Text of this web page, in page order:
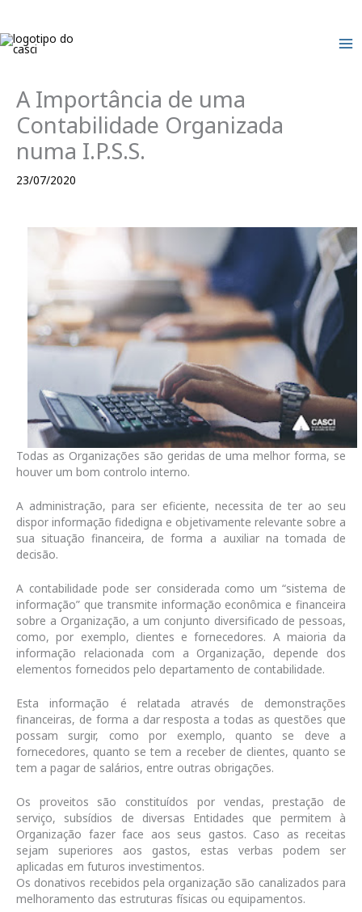
content
A Importância de uma
Contabilidade Organizada
numa I.P.S.S.
23/07/2020
Todas as Organizações são geridas de uma melhor forma, se
houver um bom controlo interno.
A administração, para ser eficiente, necessita de ter ao seu
dispor informação fidedigna e objetivamente relevante sobre a
sua situação financeira, de forma a auxiliar na tomada de
decisão.
A contabilidade pode ser considerada como um “sistema de
informação” que transmite informação econômica e financeira
sobre a Organização, a um conjunto diversificado de pessoas,
como, por exemplo, clientes e fornecedores. A maioria da
informação relacionada com a Organização, depende dos
elementos fornecidos pelo departamento de contabilidade.
Esta informação é relatada através de demonstrações
financeiras, de forma a dar resposta a todas as questões que
possam surgir, como por exemplo, quanto se deve a
fornecedores, quanto se tem a receber de clientes, quanto se
tem a pagar de salários, entre outras obrigações.
Os proveitos são constituídos por vendas, prestação de
serviço, subsídios de diversas Entidades que permitem à
Organização fazer face aos seus gastos. Caso as receitas
sejam superiores aos gastos, estas verbas podem ser
aplicadas em futuros investimentos.
Os donativos recebidos pela organização são canalizados para
melhoramento das estruturas físicas ou equipamentos.